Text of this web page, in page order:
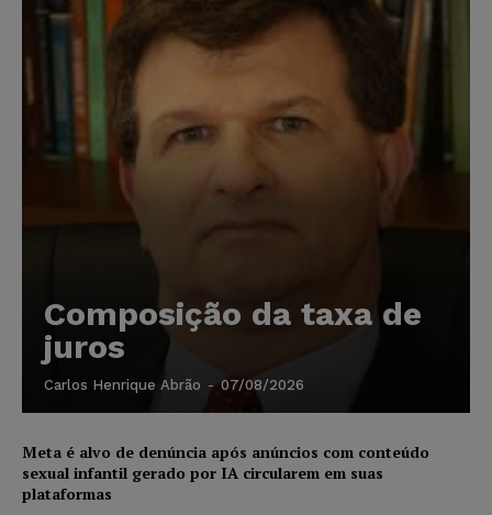
Composição da taxa de
juros
Carlos Henrique Abrão - 07/08/2026
Meta é alvo de denúncia após anúncios com conteúdo
sexual infantil gerado por IA circularem em suas
plataformas